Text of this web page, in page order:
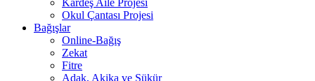
Kardeş Aile Projesi
Okul Çantası Projesi
Bağışlar
Online-Bağış
Zekat
Fitre
Adak, Akika ve Şükür